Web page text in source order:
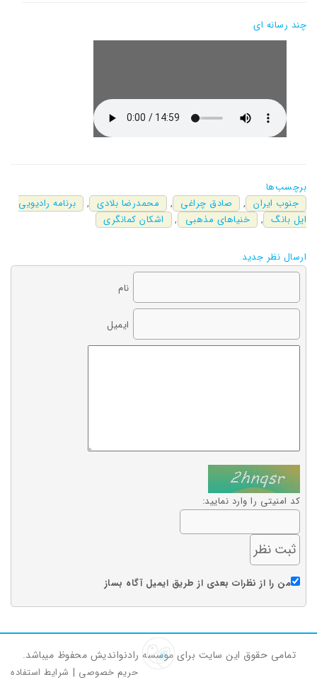
چند رسانه ای
برچسب‌ها
جنوب ایران , صادق چراغی , محمدرضا بلادی ,
برنامه رادیویی
ایل بانگ , خنیاهای مذهبی , اشکان کمانگری
ارسال نظر جدید
نام
ایمیل
کد امنیتی را وارد نمایید:
من را از نظرات بعدی از طریق ایمیل آگاه بساز
تمامی حقوق این سایت برای موسسه رادنواندیش محفوظ میباشد.
حریم خصوصی | شرایط استفاده